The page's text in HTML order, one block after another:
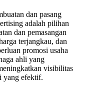
dan pasang
adalah pilihan
dan pemasangan
terjangkau, dan
promosi usaha
ahli yang
visibilitas
yang efektif.